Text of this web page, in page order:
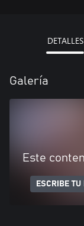
DETALLES
Galería
Este
ESCRIBE